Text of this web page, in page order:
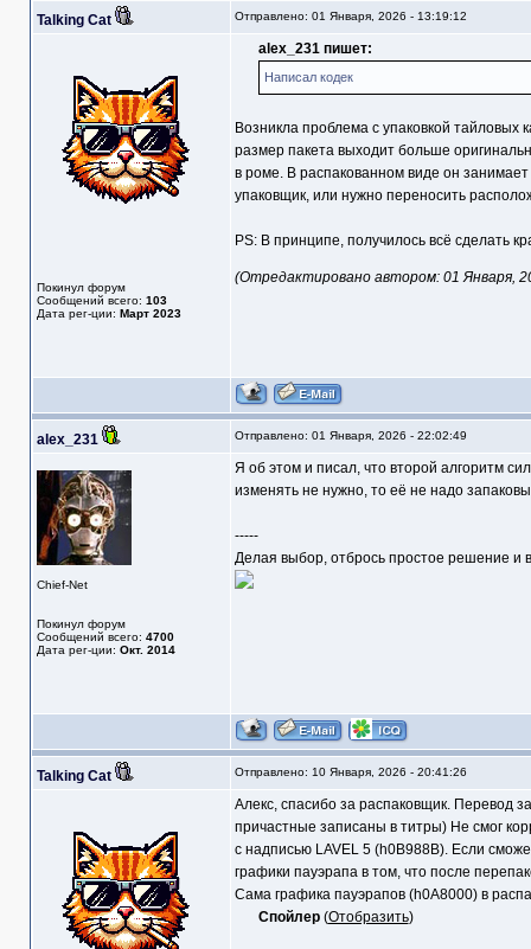
Talking Cat Отправлено: 01 Января, 2026 - 13:19:12
Покинул форум
Сообщений всего: 103
Дата рег-ции: Март 2023
alex_231 пишет:
Написал кодек
Возникла проблема с упаковкой тайловых
размер пакета выходит больше
в роме. В распакованном виде он
упаковщик, или нужно переносить
PS: В принципе, получилось всё сделать
(Отредактировано автором: 01 Января,
alex_231 Отправлено: 01 Января, 2026 - 22:02:49
Chief-Net
Покинул форум
Сообщений всего: 4700
Дата рег-ции: Окт. 2014
Я об этом и писал, что второй алгоритм
изменять не нужно, то её не надо
-----
Делая выбор, отбрось простое решение и
Talking Cat Отправлено: 10 Января, 2026 - 20:41:26
Алекс, спасибо за распаковщик. Перевод
причастные записаны в титры) Не смог
с надписью LAVEL 5 (h0B988B). Если
графики пауэрапа в том, что после
Сама графика пауэрапов (h0A8000) в
Спойлер (Отобразить)